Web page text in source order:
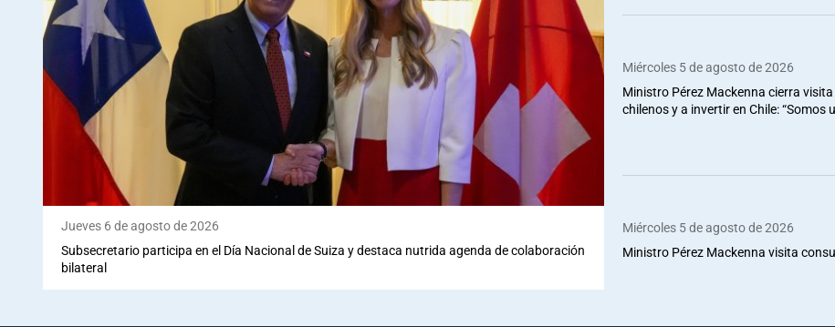
Jueves 6 de agosto de 2026
Subsecretario participa en el Día Nacional de Suiza y destaca nutrida agenda de colaboración
bilateral
Miércoles 5 de agosto de 2026
Ministro Pérez Mackenna cierra
chilenos y a invertir en Chile:
Miércoles 5 de agosto de 2026
Ministro Pérez Mackenna visita